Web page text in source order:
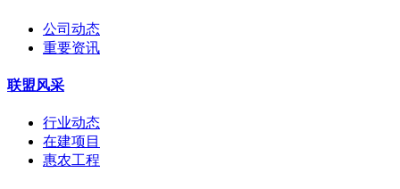
公司动态
重要资讯
联盟风采
行业动态
在建项目
惠农工程